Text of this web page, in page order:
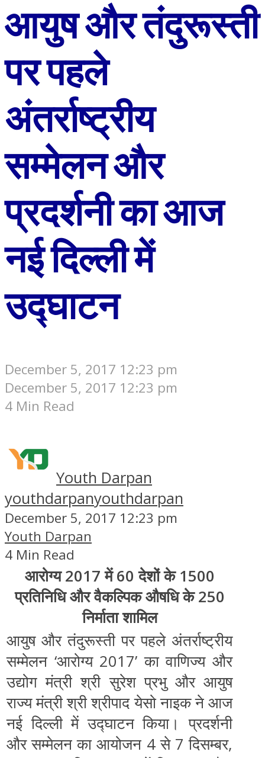
आयुष और तंदुरूस्‍ती
पर पहले
अंतर्राष्‍ट्रीय
सम्‍मेलन और
प्रदर्शनी का आज
नई दिल्‍ली में
उद्घाटन
December 5, 2017 12:23 pm
December 5, 2017 12:23 pm
4 Min Read
Youth Darpan
youthdarpanyouthdarpan
December 5, 2017 12:23 pm
Youth Darpan
4 Min Read
आरोग्‍य 2017 में 60 देशों के 1500
प्रतिनिधि और वैकल्‍पिक औषधि के 250
निर्माता शामिल
आयुष और तंदुरूस्‍ती पर पहले अंतर्राष्‍ट्रीय
सम्‍मेलन ‘आरोग्‍य 2017’ का वाणिज्‍य और
उद्योग मंत्री श्री सुरेश प्रभु और आयुष
राज्‍य मंत्री श्री श्रीपाद येसो नाइक ने आज
नई दिल्‍ली में उद्घाटन किया। प्रदर्शनी
और सम्‍मेलन का आयोजन 4 से 7 दिसम्‍बर,